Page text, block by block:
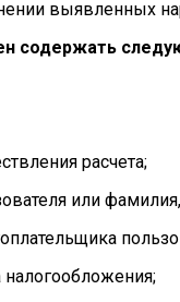
выявленных
содержать
расчета;
или
налогообложения;